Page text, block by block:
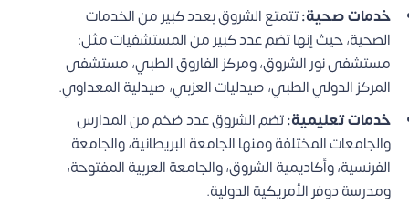
خدمات صحية:تتمتع الشروق بعدد كبير من الخدمات
الصحية، حيث إنها تضم عدد كبير من المستشفيات مثل:
مستشفى نور الشروق، ومركز الفاروق الطبي، مستشفى
المركز الدولي الطبي، صيدليات العزبي، صيدلية المعداوي.
خدمات تعليمية:تضم الشروق عدد ضخم من المدارس
والجامعات المختلفة ومنها الجامعة البريطانية، والجامعة
الفرنسية، وأكاديمية الشروق، والجامعة العربية المفتوحة،
ومدرسة دوفر الأمريكية الدولية.